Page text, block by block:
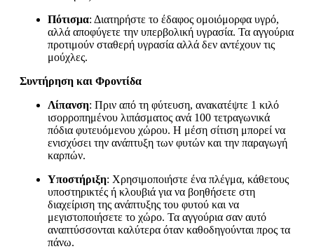
Πότισμα: Διατηρήστε το έδαφος ομοιόμορφα υγρό,
αλλά αποφύγετε την υπερβολική υγρασία. Τα αγγούρια
προτιμούν σταθερή υγρασία αλλά δεν αντέχουν τις
μούχλες.
Συντήρηση και Φροντίδα
Λίπανση: Πριν από τη φύτευση, ανακατέψτε 1 κιλό
ισορροπημένου λιπάσματος ανά 100 τετραγωνικά
πόδια φυτευόμενου χώρου. Η μέση σίτιση μπορεί να
ενισχύσει την ανάπτυξη των φυτών και την παραγωγή
καρπών.
Υποστήριξη: Χρησιμοποιήστε ένα πλέγμα, κάθετους
υποστηρικτές ή κλουβιά για να βοηθήσετε στη
διαχείριση της ανάπτυξης του φυτού και να
μεγιστοποιήσετε το χώρο. Τα αγγούρια σαν αυτό
αναπτύσσονται καλύτερα όταν καθοδηγούνται προς τα
πάνω.